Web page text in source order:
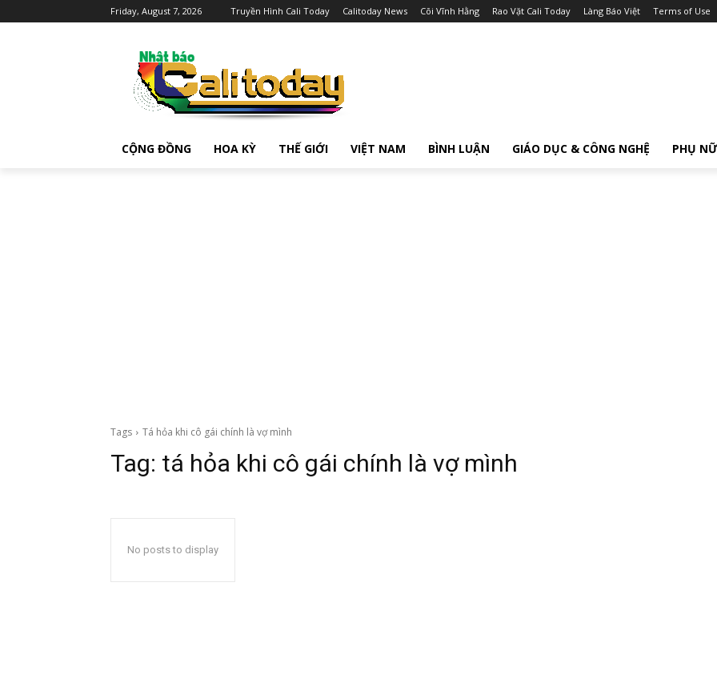
Friday, August 7, 2026 Truyền Hình Cali Today Calitoday News Cõi Vĩnh Hằng Rao Vặt Cali Today Làng Báo Việt Terms of Use
CỘNG ĐỒNG HOA KỲ THẾ GIỚI VIỆT NAM BÌNH LUẬN GIÁO DỤC & CÔNG NGHỆ PHỤ NỮ
Tags Tá hỏa khi cô gái chính là vợ mình
Tag: tá hỏa khi cô gái chính là vợ mình
No posts to display